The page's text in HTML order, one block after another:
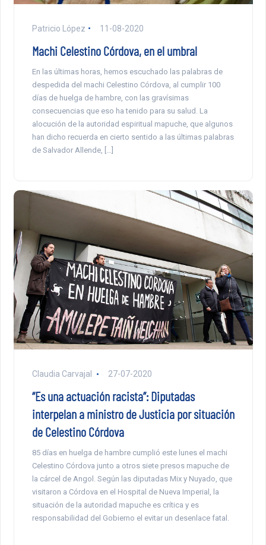
Patricio López 11-08-2020
Machi Celestino Córdova, en el umbral
En las últimas horas, hemos escuchado las palabras de
despedida del machi Celestino Córdova, al cumplir 100
días de huelga de hambre, con las gravísimas
consecuencias que eso ha tenido para su salud. La
alocución de la autoridad espiritual mapuche, que algunos
han dicho recuerda en cierto sentido a las últimas palabras
de Salvador Allende, […]
Claudia Carvajal 27-07-2020
“Es una actuación racista”: Diputadas
interpelan a ministro de Justicia por situación
de Celestino Córdova
85 días en huelga de hambre cumplió este lunes el machi
Celestino Córdova junto a otros siete presos mapuche de
la cárcel de Angol. Según las diputadas Mix y Nuyado, que
visitaron a Córdova en el Hospital de Nueva Imperial, la
situación de la autoridad mapuche es crítica y es
responsabilidad del Gobierno el evitar un desenlace fatal.